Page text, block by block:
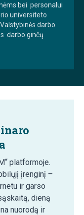
bei personalui
universiteto
darbo
darbo ginčų
platformoje.
įrenginį –
ir garso
dieną
nuorodą ir